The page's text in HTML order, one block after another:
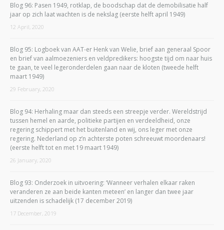
Blog 96: Pasen 1949, rotklap, de boodschap dat de demobilisatie half
jaar op zich laat wachten is de nekslag (eerste helft april 1949)
12 April, 2020
Blog 95: Logboek van AAT-er Henk van Welie, brief aan generaal Spoor
en brief van aalmoezeniers en veldpredikers: hoogste tijd om naar huis
te gaan, te veel legeronderdelen gaan naar de kloten (tweede helft
maart 1949)
29 February, 2020
Blog 94: Herhaling maar dan steeds een streepje verder. Wereldstrijd
tussen hemel en aarde, politieke partijen en verdeeldheid, onze
regering schippert met het buitenland en wij, ons leger met onze
regering. Nederland op z’n achterste poten schreeuwt moordenaars!
(eerste helft tot en met 19 maart 1949)
26 January, 2020
Blog 93: Onderzoek in uitvoering: ‘Wanneer verhalen elkaar raken
veranderen ze aan beide kanten meteen’ en langer dan twee jaar
uitzenden is schadelijk (17 december 2019)
17 December, 2019